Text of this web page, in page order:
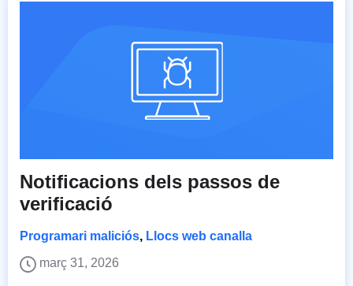
Notificacions dels passos de
verificació
Programari maliciós, Llocs web canalla
març 31, 2026